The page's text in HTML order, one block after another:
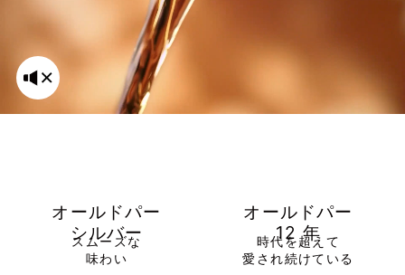
オールドパー
シルバー
スムーズな
味わい
オールドパー
12 年
時代を超えて
愛され続けている